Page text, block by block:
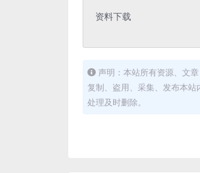
资料下载
声明：本站所有资源、文
复制、盗用、采集、发布本
处理及时删除。